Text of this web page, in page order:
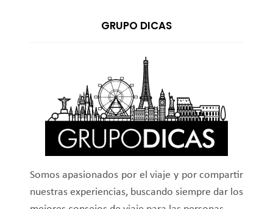
GRUPO DICAS
Somos apasionados por el viaje y por compartir
nuestras experiencias, buscando siempre dar los